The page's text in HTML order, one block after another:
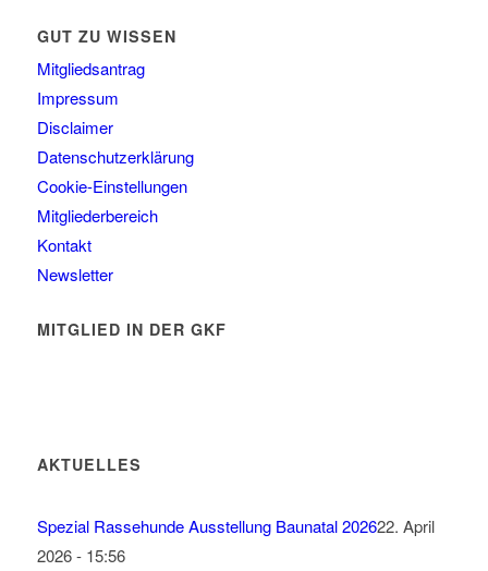
GUT ZU WISSEN
Mitgliedsantrag
Impressum
Disclaimer
Datenschutzerklärung
Cookie-Einstellungen
Mitgliederbereich
Kontakt
Newsletter
MITGLIED IN DER GKF
AKTUELLES
Spezial Rassehunde Ausstellung Baunatal 202622. April
2026 - 15:56